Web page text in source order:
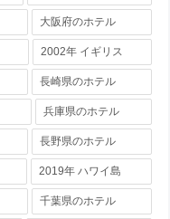
大阪府のホテル
2002年 イギリス
長崎県のホテル
兵庫県のホテル
長野県のホテル
2019年 ハワイ島
千葉県のホテル